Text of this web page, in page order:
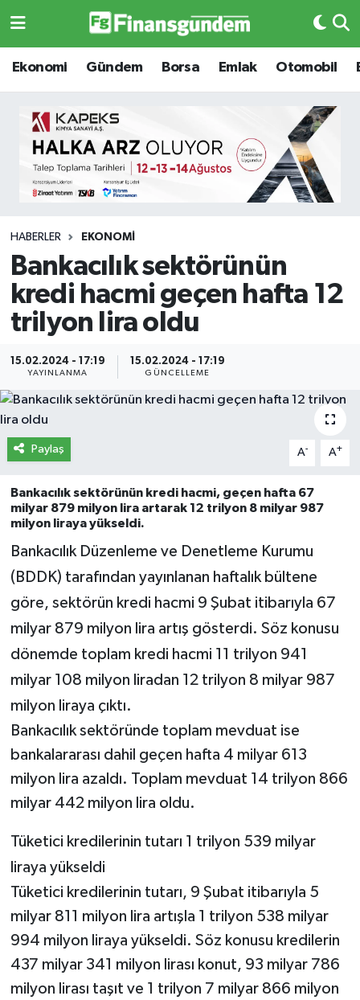
Ekonomi Gündem Borsa Emlak Otomobil
HABERLER EKONOMI
Bankacılık sektörünün
kredi hacmi geçen hafta 12
trilyon lira oldu
15.02.2024 - 17:19
YAYINLANMA
15.02.2024 - 17:19
GÜNCELLEME
Paylaş A- A+
Bankacılık sektörünün kredi hacmi, geçen hafta 67
milyar 879 milyon lira artarak 12 trilyon 8 milyar 987
milyon liraya yükseldi.
Bankacılık Düzenleme ve Denetleme Kurumu
(BDDK) tarafından yayınlanan haftalık bültene
göre, sektörün kredi hacmi 9 Şubat itibarıyla 67
milyar 879 milyon lira artış gösterdi. Söz konusu
dönemde toplam kredi hacmi 11 trilyon 941
milyar 108 milyon liradan 12 trilyon 8 milyar 987
milyon liraya çıktı.
Bankacılık sektöründe toplam mevduat ise
bankalararası dahil geçen hafta 4 milyar 613
milyon lira azaldı. Toplam mevduat 14 trilyon 866
milyar 442 milyon lira oldu.
Tüketici kredilerinin tutarı 1 trilyon 539 milyar
liraya yükseldi
Tüketici kredilerinin tutarı, 9 Şubat itibarıyla 5
milyar 811 milyon lira artışla 1 trilyon 538 milyar
994 milyon liraya yükseldi. Söz konusu kredilerin
437 milyar 341 milyon lirası konut, 93 milyar 786
milyon lirası taşıt ve 1 trilyon 7 milyar 866 milyon
Ekonomi
Borsa
Emlak
Otomobil
Gizlilik Sözleşmesi
Ekonomi
Borsa
Emlak
Emtia
BITCOIN